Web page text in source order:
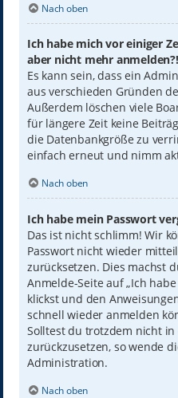
Nach oben
Ich habe mich vor einiger
aber nicht mehr anmelden?!
Es kann sein, dass ein
aus verschieden Gründen
Außerdem löschen viele
für längere Zeit keine
die Datenbankgröße zu
einfach erneut und nimm
Nach oben
Ich habe mein Passwort
Das ist nicht schlimm! Wir
Passwort nicht wieder
zurücksetzen. Dies machst
Anmelde-Seite auf „Ich
klickst und den
schnell wieder anmelden
Solltest du trotzdem nicht in
zurückzusetzen, so wende
Administration.
Nach oben